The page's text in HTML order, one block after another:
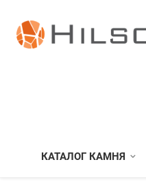
КАТАЛОГ КАМНЯ